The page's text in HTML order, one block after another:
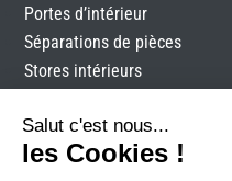
Portes d’intérieur
Séparations de pièces
Stores intérieurs